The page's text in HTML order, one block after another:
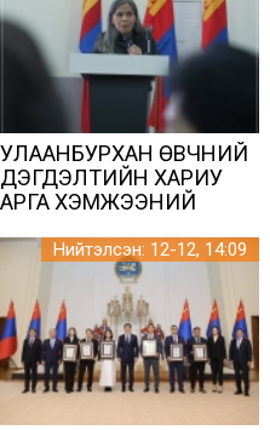
УЛААНБУРХАН ӨВЧНИЙ
ДЭГДЭЛТИЙН ХАРИУ
АРГА ХЭМЖЭЭНИЙ
ХЭЛЭЛЦҮҮЛЭВ
Нийтэлсэн: 12-12, 14:09